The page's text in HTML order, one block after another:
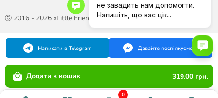
0
Додати в кошик 319.00 грн.
ⓒ 2016 - 2026 «Little Friend»
Написати в Telegram Давайте поспілкуємося